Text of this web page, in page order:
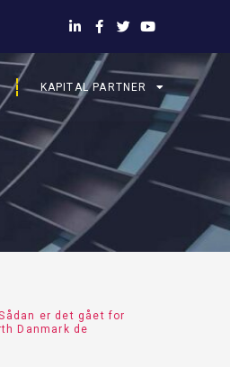
KAPITAL PARTNER
er det gået for
Danmark de